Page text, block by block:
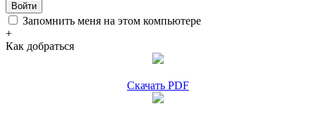
Войти
Запомнить меня на этом компьютере
+
Как добраться
Скачать PDF